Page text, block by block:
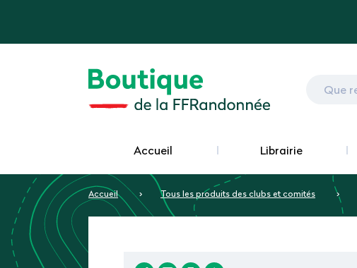
Accueil Librairie
Accueil Tous les produits des clubs et comités